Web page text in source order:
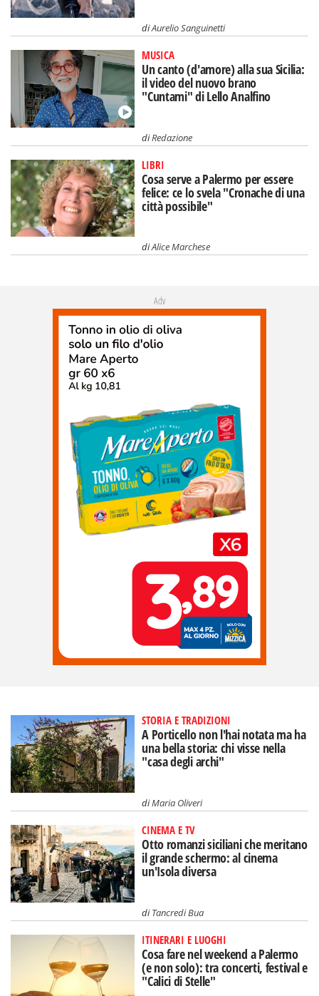
diAurelio Sanguinetti
MUSICA
Un canto (d'amore) alla sua Sicilia:
il video del nuovo brano
"Cuntami" di Lello Analfino
diRedazione
LIBRI
Cosa serve a Palermo per essere
felice: ce lo svela "Cronache di una
città possibile"
diAlice Marchese
Adv
STORIA E TRADIZIONI
A Porticello non l'hai notata ma ha
una bella storia: chi visse nella
"casa degli archi"
diMaria Oliveri
CINEMA E TV
Otto romanzi siciliani che meritano
il grande schermo: al cinema
un'Isola diversa
diTancredi Bua
ITINERARI E LUOGHI
Cosa fare nel weekend a Palermo
(e non solo): tra concerti, festival e
"Calici di Stelle"